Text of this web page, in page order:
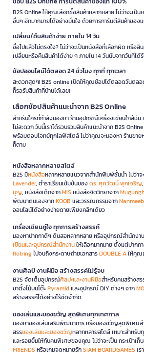
B2S Online ให้คุณเลือกซื้อสินค้าหลากหลาย ไม่ว่าจะเป็
อื่นๆ อีกมากมายได้อย่างมั่นใจ ด้วยการการันตีสินค้าของ
เปลี่ยน/คืนสินค้าง่าย ภายใน 14 วัน
ซื้อไปแล้วไม่ตรงใจ? ไม่ว่าจะเป็นหนังสือที่เลือกผิด หรือ
เปลี่ยนหรือคืนสินค้าได้ง่าย ๆ ภายใน 14 วันนับจากวันที่ได้
ช้อปออนไลน์ได้ตลอด 24 ชั่วโมง ทุกที่ ทุกเวลา
สะดวกสุดๆ! B2S online เปิดให้คุณช้อปได้ตลอดวันตลอ
ก็รอรับสินค้าที่บ้านได้เลย!
เลือกช้อปสินค้าแนะนำจาก B2S Online
สำหรับใครที่กำลังมองหา ร้านอุปกรณ์เครื่องเขียนใกล้ฉัน
ไม่สะดวก วันนี้เราได้รวบรวมสินค้าแนะนำจาก B2S
พร้อมตอบโจทย์ทุกไลฟ์สไตล์ ไม่ว่าคุณจะมองหา ร้านขา
ก็ตาม
หนังสือหลากหลายสไตล์
B2S มีหนังสือหลากหลายแนวจากสำนักพิมพ์ชั้นนำ ไม่ว่า
Lavender, ตำราเรียนเข้มข้นของดร. ศุภวัฒน์ พุกเจริญ
บุญ, หนังสือเด็กจากMIS หนังสือจิตวิทยาจาก
พัฒนาตนเองจากKOOB และวรรณกรรมจาก
ออนไลน์ได้อย่างง่ายดายเพียงคลิกเดียว
เครื่องเขียนคู่ใจ ทุกการสร้างสรรค์
มองหาปากกาดีๆ ดินสอหลากหลาย หรืออุปกรณ์สำนักงา
เขียนและอุปกรณ์สำนักงานให้เลือกมากมาย ตั้งแต่ปากก
Rotringไปจนถึงกระดาษถ่ายเอกสารDOUBLE Aให้คุณ
งานศิลป์ งานฝีมือ สร้างสรรค์ไม่รู้จบ
B2S จัดเต็มอุปกรณ์ศิลปะและงานฝีมือสำหรับคนสร้างส
ขาตั้งไม้บนโต๊ะPyramidและอุปกรณ์ DIY ต่างๆ จาก
สร้างสรรค์ได้อย่างไร้ขีดจำกัด
ของเล่นและของขวัญ สุดพิเศษทุกเทศกาล
มองหาของเล่นเสริมพัฒนาการ หรือของขวัญสุดพิเศษสำ
สรรของเล่นและของขวัญหลากหลายสไตล์ เหมาะสำหรั
และรอยยิ้มให้กับคนพิเศษของคุณ ไม่ว่าจะเป็น กระเป๋าเ
FRIENDS หรือเกมจดหมายรักSIAM BOARDGAMES เร